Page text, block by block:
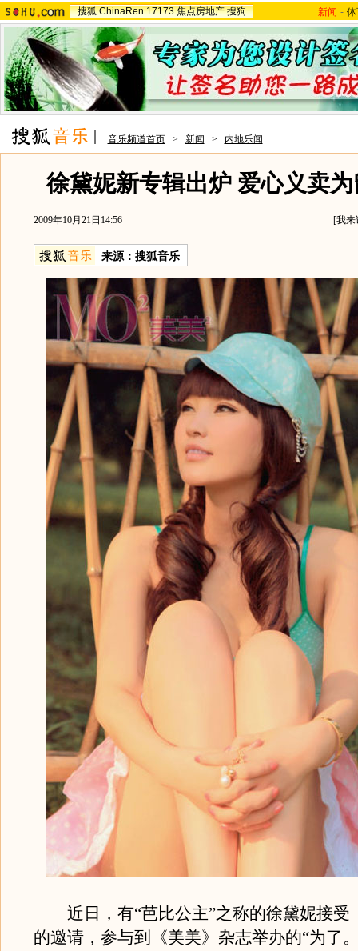
搜狐 ChinaRen 17173 焦点房地产 搜狗 新闻 -
音乐频道首页 > 新闻 > 内地乐闻
徐黛妮新专辑出炉 爱心义卖
2009年10月21日14:56 [我来
来源： 搜狐音乐
近日，有“芭比公主”之称的徐黛妮接受
的邀请，参与到《美美》杂志举办的“为了